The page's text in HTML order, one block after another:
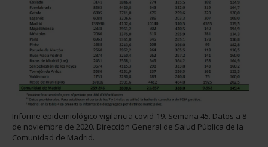
Informe epidemiológico vigilancia covid-19. Semana 45. Datos a 8
de noviembre de 2020. Dirección General de Salud Pública de la
Comunidad de Madrid.